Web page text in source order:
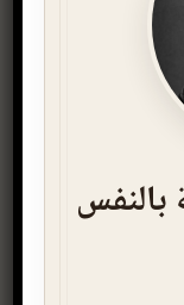
بالنفس